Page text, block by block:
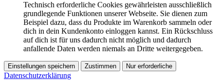
Technisch erforderliche Cookies gewährleisten ausschließlich
grundlegende Funktionen unserer Webseite. Sie dienen zum
Beispiel dazu, dass du Produkte im Warenkorb sammeln oder
dich in dein Kundenkonto einloggen kannst. Ein Rückschluss
auf dich ist für uns dadurch nicht möglich und dadurch
anfallende Daten werden niemals an Dritte weitergegeben.
Einstellungen speichern Zustimmen Nur erforderliche
Datenschutzerklärung